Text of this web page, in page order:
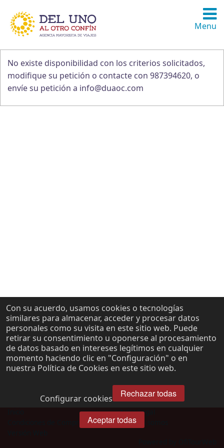
Menu
No existe disponibilidad con los criterios solicitados,
modifique su petición o contacte con 987394620, o
envíe su petición a info@duaoc.com
Aviso Legal
Quienes somos
Con su acuerdo, usamos cookies o tecnologías
similares para almacenar, acceder y procesar datos
personales como su visita en este sitio web. Puede
retirar su consentimiento u oponerse al procesamiento
de datos basado en intereses legítimos en cualquier
momento haciendo clic en "Configuración" o en
nuestra Política de Cookies en este sitio web.
Configurar cookies Rechazar todas
Aceptar todas